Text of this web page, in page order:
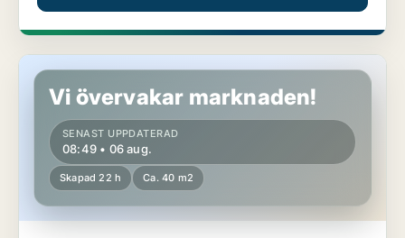
Lägenhet i Sandviken
Vi övervakar marknaden!
SENAST UPPDATERAD
08:49 • 06 aug.
Skapad 22 h Ca. 40 m2